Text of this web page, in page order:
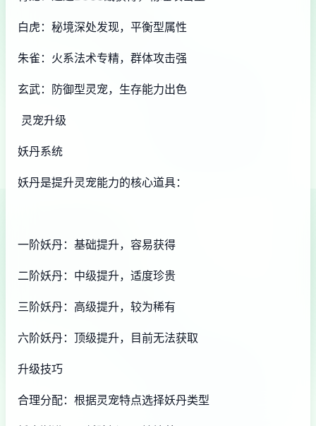
白虎：秘境深处发现，平衡型属性
朱雀：火系法术专精，群体攻击强
玄武：防御型灵宠，生存能力出色
灵宠升级
妖丹系统
妖丹是提升灵宠能力的核心道具：
一阶妖丹：基础提升，容易获得
二阶妖丹：中级提升，适度珍贵
三阶妖丹：高级提升，较为稀有
六阶妖丹：顶级提升，目前无法获取
升级技巧
合理分配：根据灵宠特点选择妖丹类型